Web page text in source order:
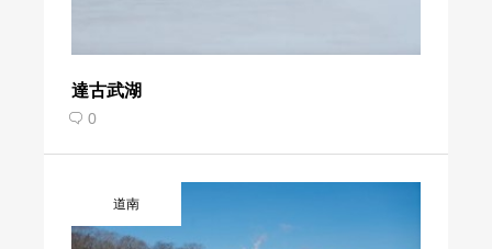
達古武湖
 0
道南